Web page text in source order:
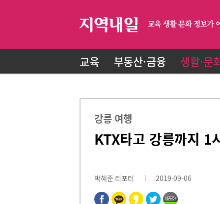
교육 부동산·금융 생활·문
강릉 여행
KTX타고 강릉까지 1
박혜준 리포터 2019-09-06